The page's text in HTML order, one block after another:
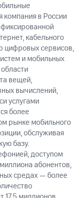
в России
кабельного
цифровых сервисов,
и мобильных
вещей,
вычислений,
услугами
более
рынке мобильного
обслуживая
базу.
доступом
абонентов,
средах — более